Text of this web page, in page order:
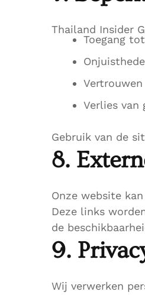
Thailand Insider
Toegang
Verlies van
Gebruik van de
8.
Onze website
Deze links
de
9.
Wij verwerken